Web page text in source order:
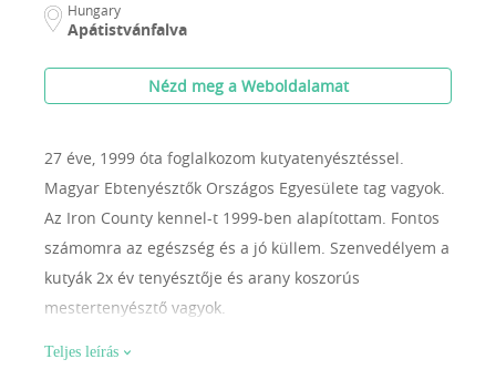
Hungary
Apátistvánfalva
Nézd meg a Weboldalamat
27 éve, 1999 óta foglalkozom kutyatenyésztéssel.
Magyar Ebtenyésztők Országos Egyesülete tag vagyok.
Az Iron County kennel-t 1999-ben alapítottam. Fontos
számomra az egészség és a jó küllem. Szenvedélyem a
kutyák 2x év tenyésztője és arany koszorús
mestertenyésztő vagyok.
Teljes leírás